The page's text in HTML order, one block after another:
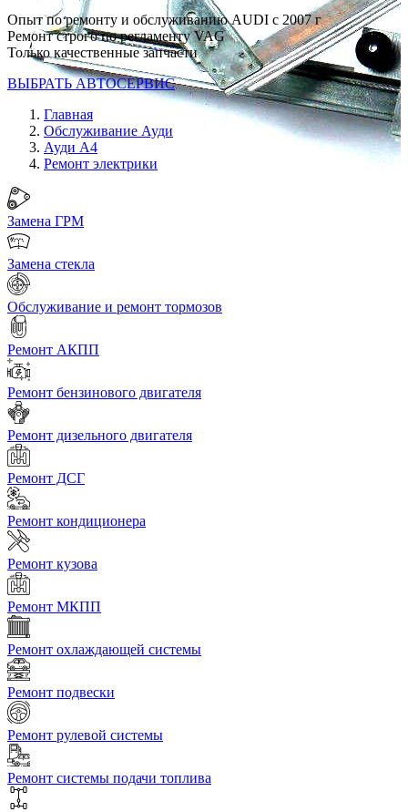
Опыт по ремонту и обслуживанию AUDI с 2007 г
Ремонт строго по регламенту VAG
Только качественные запчасти
ВЫБРАТЬ АВТОСЕРВИС
Главная
Обслуживание Ауди
Ауди А4
Ремонт электрики
Замена ГРМ
Замена стекла
Обслуживание и ремонт тормозов
Ремонт АКПП
Ремонт бензинового двигателя
Ремонт дизельного двигателя
Ремонт ДСГ
Ремонт кондиционера
Ремонт кузова
Ремонт МКПП
Ремонт охлаждающей системы
Ремонт подвески
Ремонт рулевой системы
Ремонт системы подачи топлива